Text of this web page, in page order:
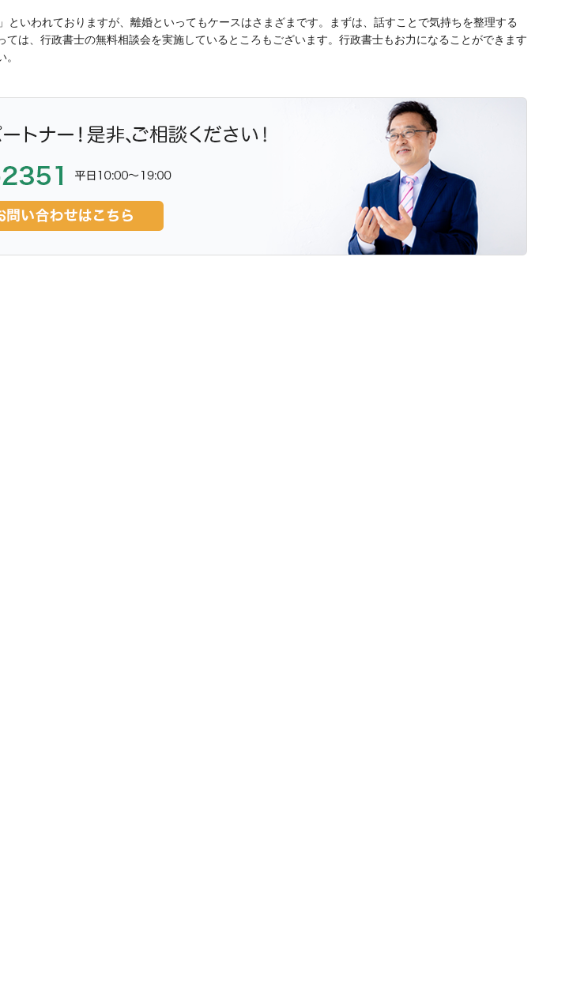
といわれておりますが、離婚といってもケースはさまざまです。まずは、話すことで気持ちを整理する
ては、行政書士の無料相談会を実施しているところもございます。行政書士もお力になることができます